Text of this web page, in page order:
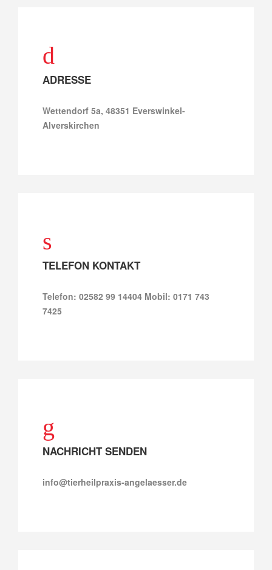
ADRESSE
Wettendorf 5a, 48351 Everswinkel-
Alverskirchen
TELEFON KONTAKT
Telefon: 02582 99 14404 Mobil: 0171 743
7425
NACHRICHT SENDEN
info@tierheilpraxis-angelaesser.de